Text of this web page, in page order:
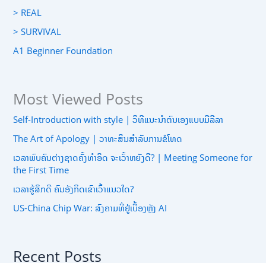
> REAL
> SURVIVAL
A1 Beginner Foundation
Most Viewed Posts
Self-Introduction with style | ວິທີແນະນຳຕົນເອງແບບມີລີລາ
The Art of Apology | ວາທະສິນສຳລັບການຂໍໂທດ
ເວລາພົບຄົນຕ່າງຊາດຄັ້ງທຳອິດ ຈະເວົ້າຫຍັງດີ? | Meeting Someone for
the First Time
ເວລາຮູ້ສຶກດີ ຄົນອັງກິດເຂົາເວົ້າແນວໃດ?
US-China Chip War: ສົງຄາມທີ່ຢູ່ເບື້ອງຫຼັງ AI
Recent Posts